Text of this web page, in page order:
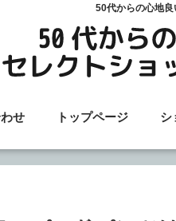
50代からの心地
せ トップページ シ